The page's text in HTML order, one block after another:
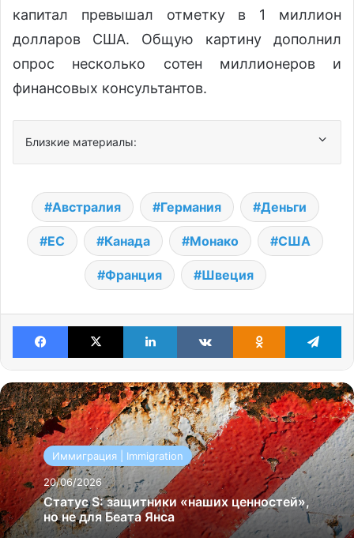
капитал превышал отметку в 1 миллион
долларов США. Общую картину дополнил
опрос несколько сотен миллионеров и
финансовых консультантов.
Близкие материалы:
Австралия Германия Деньги
ЕС Канада Монако США
Франция Швеция
Facebook X LinkedIn VKontakteOdnoklassniki
Иммиграция | Immigration
20/06/2026
Статус S: защитники «наших ценностей»,
но не для Беата Янса